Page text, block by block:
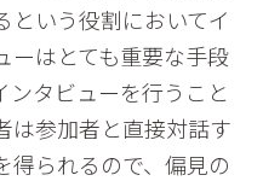
という役割においてイ
ーはとても重要な手段
ンタビューを行うこと
は参加者と直接対話す
得られるので、偏見の